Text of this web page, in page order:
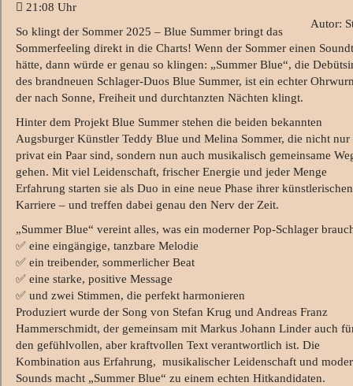
21:08 Uhr
Autor:
So klingt der Sommer 2025 – Blue Summer bringt das
Sommerfeeling direkt in die Charts! Wenn der Sommer einen
hätte, dann würde er genau so klingen: „Summer Blue“, die
des brandneuen Schlager-Duos Blue Summer, ist ein echter
der nach Sonne, Freiheit und durchtanzten Nächten klingt.
Hinter dem Projekt Blue Summer stehen die beiden bekannten
Augsburger Künstler Teddy Blue und Melina Sommer, die nicht nur
privat ein Paar sind, sondern nun auch musikalisch gemeinsame
gehen. Mit viel Leidenschaft, frischer Energie und jeder Menge
Erfahrung starten sie als Duo in eine neue Phase ihrer künstlerischen
Karriere – und treffen dabei genau den Nerv der Zeit.
„Summer Blue“ vereint alles, was ein moderner Pop-Schlager
✅ eine eingängige, tanzbare Melodie
✅ ein treibender, sommerlicher Beat
✅ eine starke, positive Message
✅ und zwei Stimmen, die perfekt harmonieren
Produziert wurde der Song von Stefan Krug und Andreas Franz
Hammerschmidt, der gemeinsam mit Markus Johann Linder auch
den gefühlvollen, aber kraftvollen Text verantwortlich ist. Die
Kombination aus Erfahrung, musikalischer Leidenschaft und
Sounds macht „Summer Blue“ zu einem echten Hitkandidaten.